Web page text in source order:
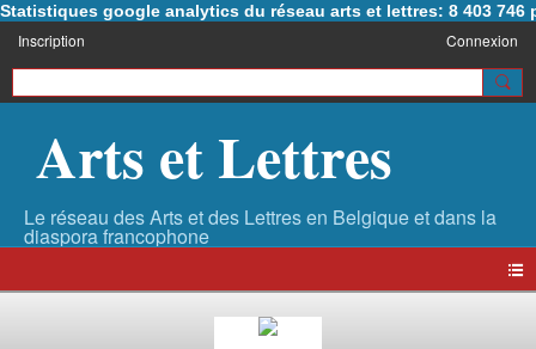
Statistiques google analytics du réseau arts et lettres: 8 403 746
Inscription Connexion
Arts et Lettres